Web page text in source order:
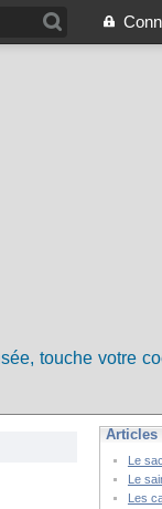
touche votre
Articles
Le
Le
Les